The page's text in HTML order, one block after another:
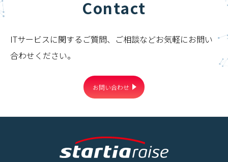
Contact
ITサービスに関するご質問、ご相談などお気軽にお問い
合わせください。
お問い合わせ